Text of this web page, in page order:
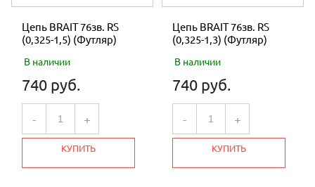
Цепь BRAIT 76зв. RS
(0,325-1,5) (Футляр)
В наличии
740 руб.
- +
КУПИТЬ
Цепь BRAIT 76зв. RS
(0,325-1,3) (Футляр)
В наличии
740 руб.
- +
КУПИТЬ